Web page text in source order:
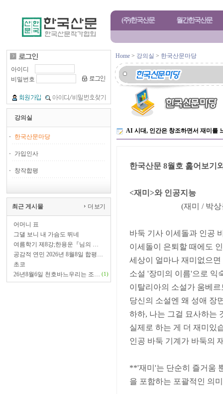
(주)한국산문 월간한국산문
아이디
비밀번호
강의실
한국산문마당
가입인사
창작합평
최근 게시물 더 보기
어머니 표
그댈 보니 내 가슴도 뛰네
여름학기 제8강;한용운『님의 …
공감적 연민 2026년 8월8일 합평…
초코
26년8월6일 천호바느우리는 조… (1)
Home > 강의실 > 한국산문마당
AI 시대, 인간은 창조하면서 재미
한국산문 8월호 훑어보기
<재미>와 인공지능
(재미 / 박
바둑 기사 이세돌과 인공
이세돌이 은퇴할 때에도
세상이 얼마나 재미없으
소설 '장미의 이름'으로 익
이탈리아의 소설가 움베르
당신의 소설엔 왜 성애 장
하하, 나는 그걸 묘사하는
실제로 하는 게 더 재미있
인공 바둑 기계가 바둑의
**'재미'는 단순히 즐거움
을 포함하는 포괄적인 의